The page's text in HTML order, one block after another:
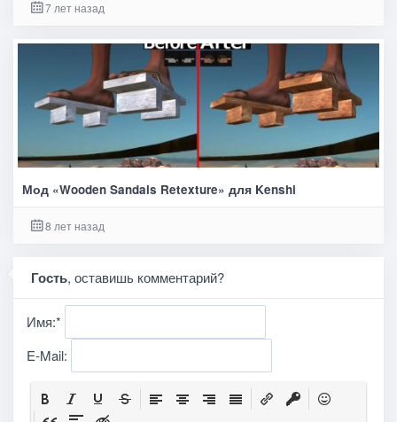
7 лет назад
Мод «Wooden Sandals Retexture» для Kenshi
8 лет назад
Гость, оставишь комментарий?
Имя:*
E-Mail: